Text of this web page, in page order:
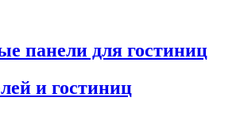
панели для гостиниц
и гостиниц